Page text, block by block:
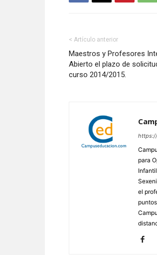
< Artículo anterior
Maestros y Profesores
Abierto el plazo de
curso 2014/2015.
para
el